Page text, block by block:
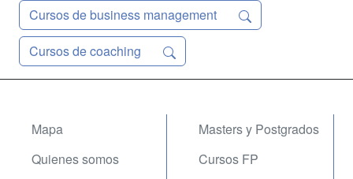
Cursos de business management
Cursos de coaching
Mapa
Quienes somos
Masters y Postgrados
Cursos FP